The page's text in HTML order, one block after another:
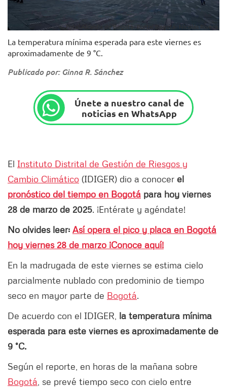
Foto: Alcaldía de Bogotá- Portal Bogotá- Nicolás Rivera.
La temperatura mínima esperada para este viernes es
aproximadamente de 9 °C.
Publicado por: Ginna R. Sánchez
Únete a nuestro canal de
noticias en WhatsApp
El Instituto Distrital de Gestión de Riesgos y
Cambio Climático (IDIGER) dio a conocer el
pronóstico del tiempo en Bogotá para hoy viernes
28 de marzo de 2025. ¡Entérate y agéndate!
No olvides leer: Así opera el pico y placa en Bogotá
hoy viernes 28 de marzo ¡Conoce aquí!
En la madrugada de este viernes se estima cielo
parcialmente nublado con predominio de tiempo
seco en mayor parte de Bogotá.
De acuerdo con el IDIGER, la temperatura mínima
esperada para este viernes es aproximadamente de
9 °C.
Según el reporte, en horas de la mañana sobre
Bogotá , se prevé tiempo seco con cielo entre